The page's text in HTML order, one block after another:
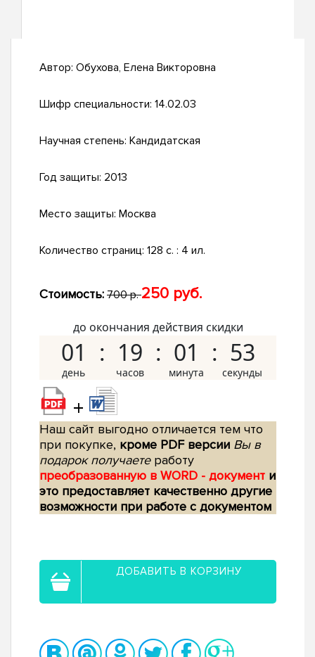
Автор: Обухова, Елена Викторовна
Шифр специальности: 14.02.03
Научная степень: Кандидатская
Год защиты: 2013
Место защиты: Москва
Количество страниц: 128 с. : 4 ил.
Стоимость: 700 р.250 руб.
до окончания действия скидки
01 19 01 52
+
Наш сайт выгодно отличается тем что
при покупке, кроме PDF версии Вы в
подарок получаетеработу
преобразованную в WORD - документ и
это предоставляет качественно другие
возможности при работе с документом
ДОБАВИТЬ В КОРЗИНУ